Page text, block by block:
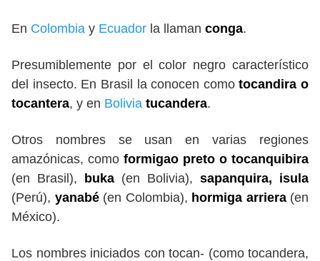
En Colombia y Ecuador la llaman conga.
Presumiblemente por el color negro característico
del insecto. En Brasil la conocen comotocandira o
tocantera, y en Bolivia tucandera.
Otros nombres se usan en varias regiones
amazónicas, como formigao preto o tocanquibira
(en Brasil), buka (en Bolivia), sapanquira, isula
(Perú), yanabé(en Colombia), hormiga arriera(en
México).
Los nombres iniciados con tocan- (como tocandera,